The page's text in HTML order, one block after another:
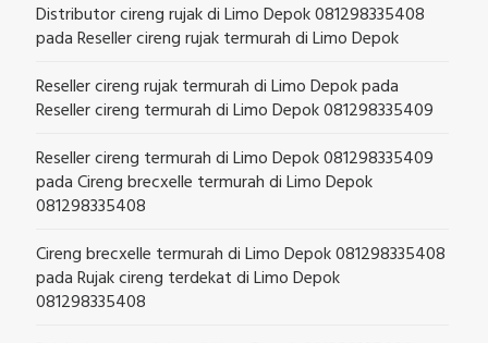
Distributor cireng rujak di Limo Depok 081298335408
padaReseller cireng rujak termurah di Limo Depok
Reseller cireng rujak termurah di Limo Depokpada
Reseller cireng termurah di Limo Depok 081298335409
Reseller cireng termurah di Limo Depok 081298335409
padaCireng brecxelle termurah di Limo Depok
081298335408
Cireng brecxelle termurah di Limo Depok 081298335408
padaRujak cireng terdekat di Limo Depok
081298335408